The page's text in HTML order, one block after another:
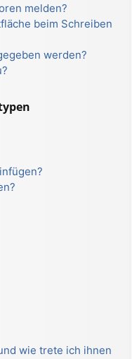
melden?
beim Schreiben
werden?
wie trete ich ihnen